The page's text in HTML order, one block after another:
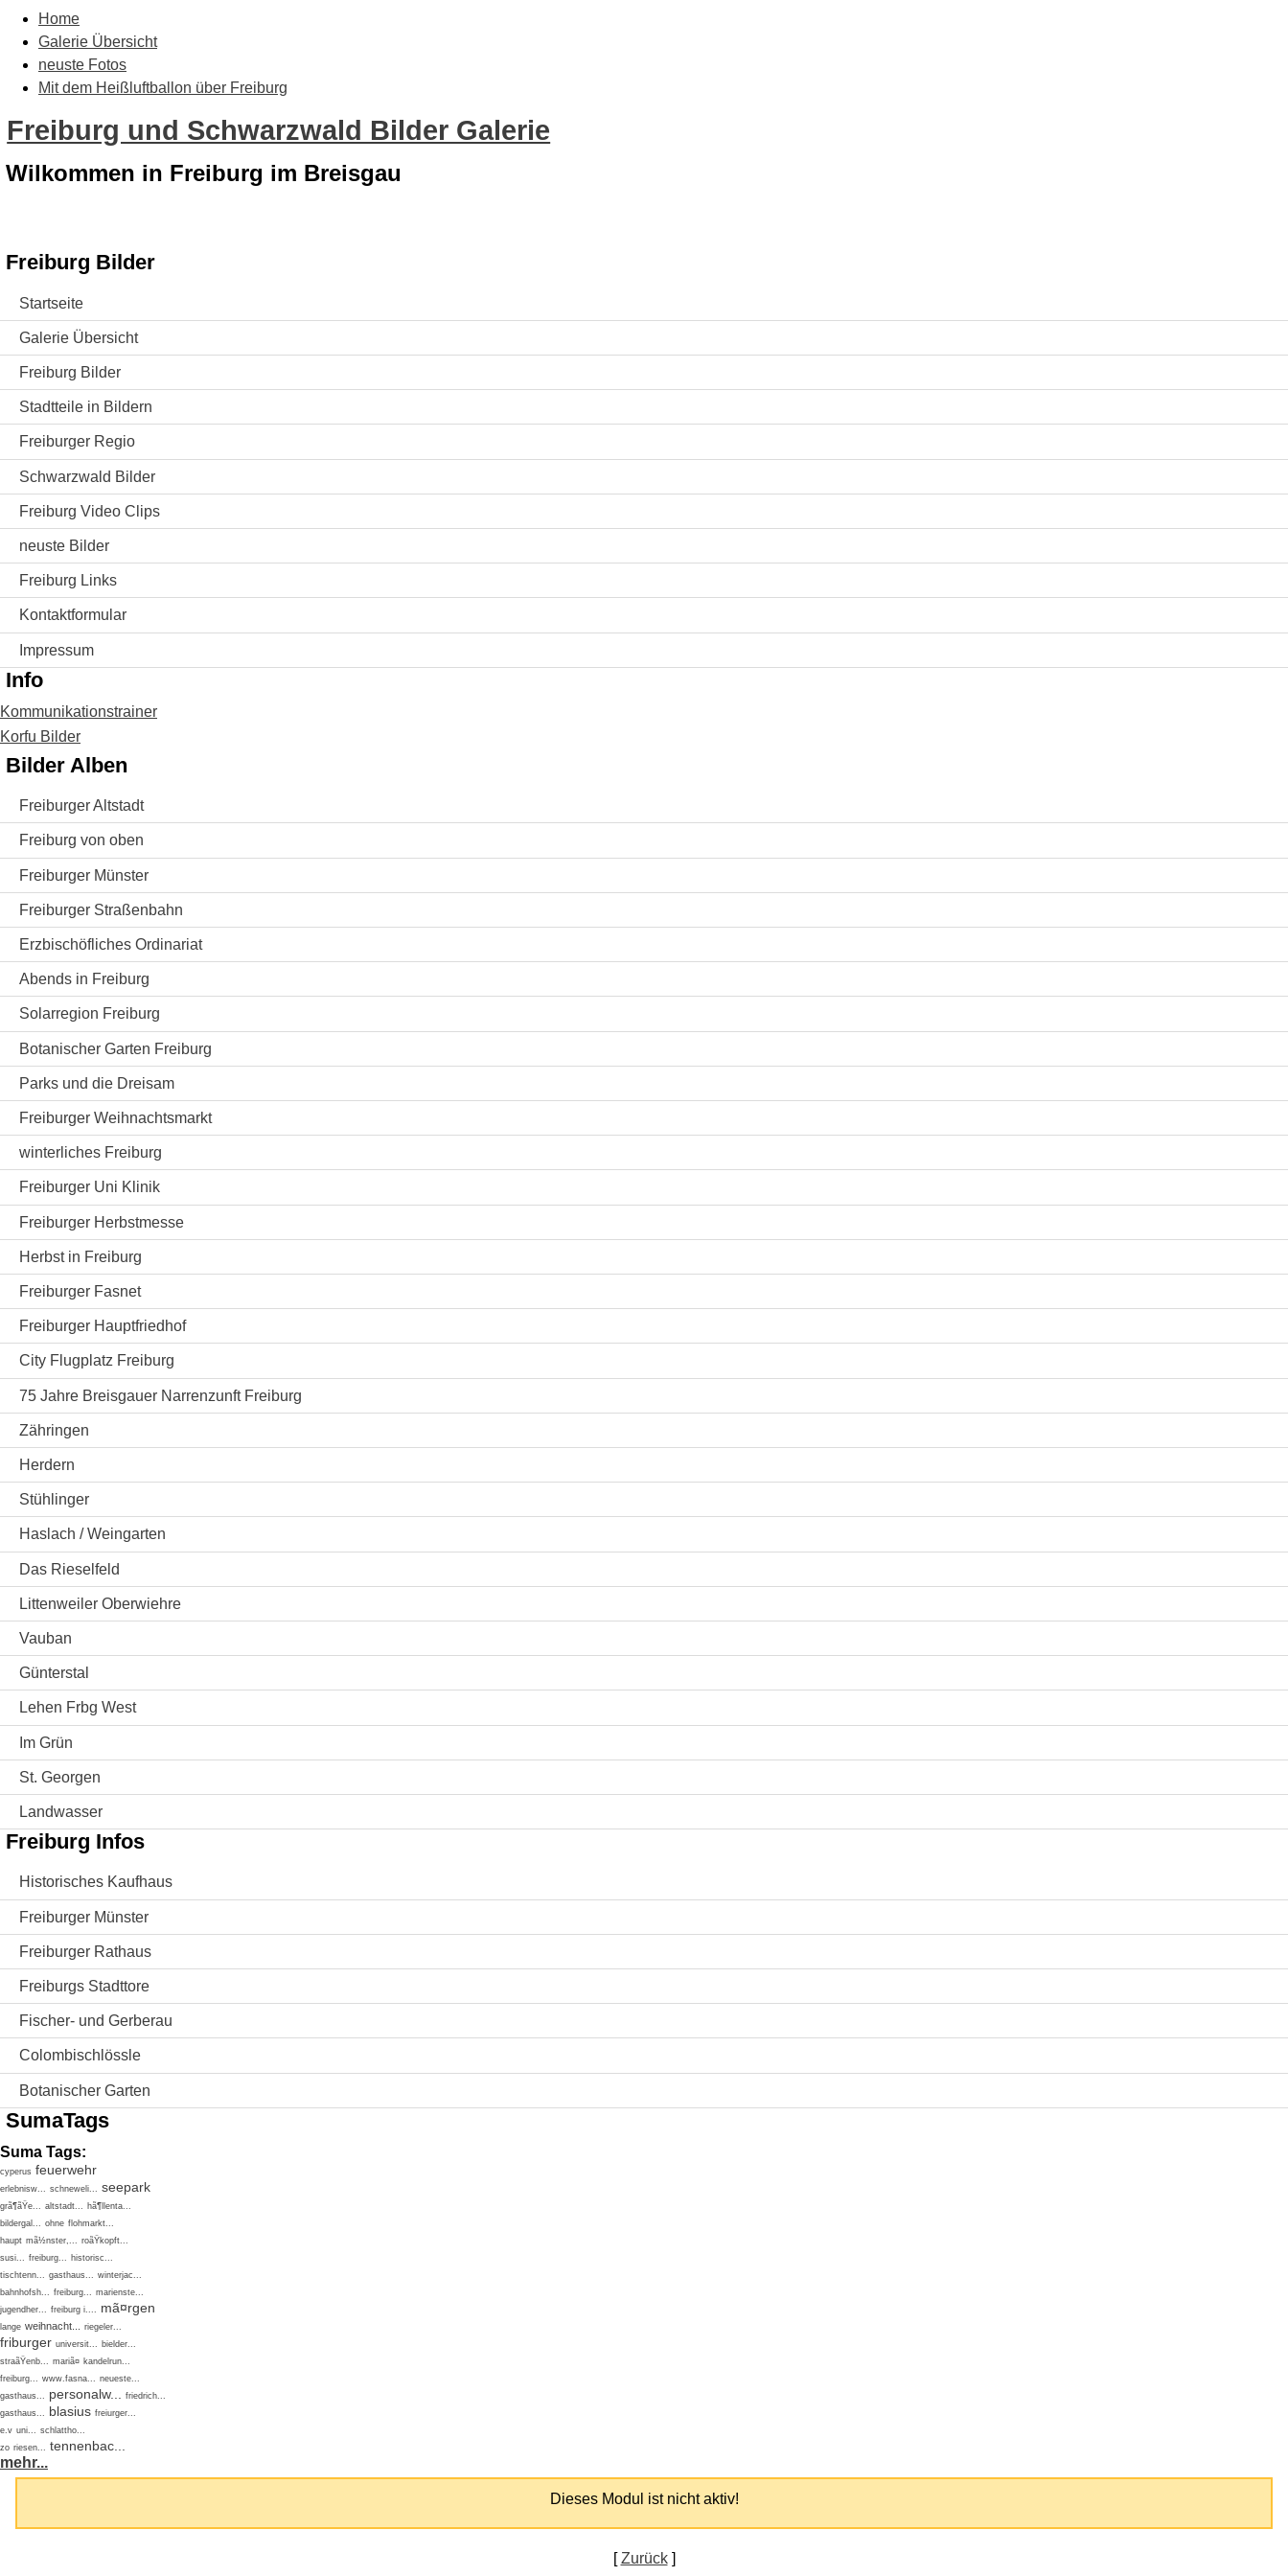
Home
Galerie Übersicht
neuste Fotos
Mit dem Heißluftballon über Freiburg
Freiburg und Schwarzwald Bilder Galerie
Wilkommen in Freiburg im Breisgau
Freiburg Bilder
Startseite
Galerie Übersicht
Freiburg Bilder
Stadtteile in Bildern
Freiburger Regio
Schwarzwald Bilder
Freiburg Video Clips
neuste Bilder
Freiburg Links
Kontaktformular
Impressum
Info
Kommunikationstrainer
Korfu Bilder
Bilder Alben
Freiburger Altstadt
Freiburg von oben
Freiburger Münster
Freiburger Straßenbahn
Erzbischöfliches Ordinariat
Abends in Freiburg
Solarregion Freiburg
Botanischer Garten Freiburg
Parks und die Dreisam
Freiburger Weihnachtsmarkt
winterliches Freiburg
Freiburger Uni Klinik
Freiburger Herbstmesse
Herbst in Freiburg
Freiburger Fasnet
Freiburger Hauptfriedhof
City Flugplatz Freiburg
75 Jahre Breisgauer Narrenzunft Freiburg
Zähringen
Herdern
Stühlinger
Haslach / Weingarten
Das Rieselfeld
Littenweiler Oberwiehre
Vauban
Günterstal
Lehen Frbg West
Im Grün
St. Georgen
Landwasser
Freiburg Infos
Historisches Kaufhaus
Freiburger Münster
Freiburger Rathaus
Freiburgs Stadttore
Fischer- und Gerberau
Colombischlössle
Botanischer Garten
SumaTags
Suma Tags:
cyperus feuerwehr
erlebnisw... schneweli... seepark
grã¶ãŸe... altstadt... hã¶llenta...
bildergal... ohne flohmarkt...
haupt mã½nster,... roãŸkopft...
susi... freiburg... historisc...
tischtenn... gasthaus... winterjac...
bahnhofsh... freiburg... marienste...
jugendher... freiburg i.... mã¤rgen
lange weihnacht... riegeler...
friburger universit... bielder...
straãŸenb... mariã¤ kandelrun...
freiburg... www.fasna... neueste...
gasthaus... personalw...
friedrich...
gasthaus... blasius freiurger...
e.v uni... schlattho...
zo riesen... tennenbac...
mehr...
Dieses Modul ist nicht aktiv!
Zurück]